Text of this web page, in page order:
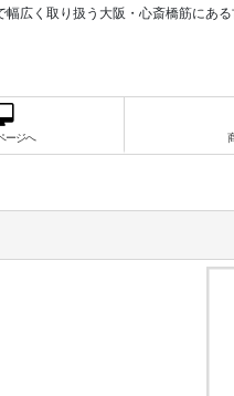
広く取り扱う大阪・心斎橋筋にある
ージへ